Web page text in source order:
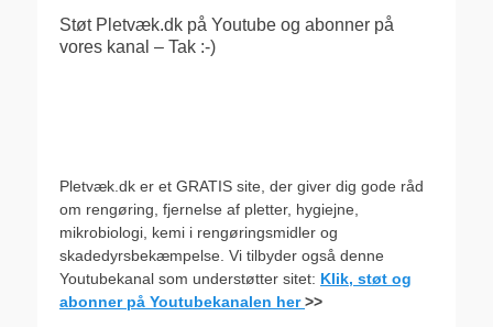
Støt Pletvæk.dk på Youtube og abonner på
vores kanal – Tak :-)
Pletvæk.dk er et GRATIS site, der giver dig gode råd
om rengøring, fjernelse af pletter, hygiejne,
mikrobiologi, kemi i rengøringsmidler og
skadedyrsbekæmpelse. Vi tilbyder også denne
Youtubekanal som understøtter sitet: Klik, støt og
abonner på Youtubekanalen her>>